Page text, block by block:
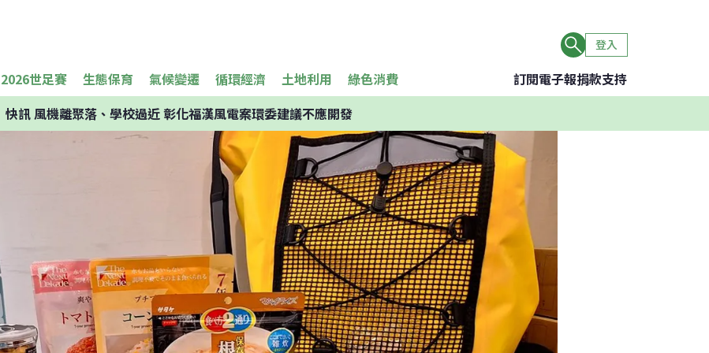
登入
2026世足賽 生態保育 氣候變遷 循環經濟 土地利用 綠色消費 訂閱電子報捐款支持
快訊風機離聚落、學校過近 彰化福漢風電案環委建議不應開發